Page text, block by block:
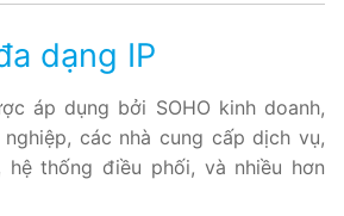
dạng IP
áp dụng bởi SOHO kinh doanh,
các nhà cung cấp dịch vụ,
thống điều phối, và nhiều hơn